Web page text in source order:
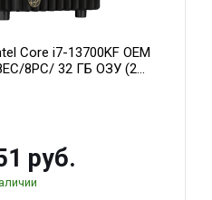
Core i7-13700KF OEM
8PC/ 32 ГБ ОЗУ (2
GDDR6X 384-Bit 3xDP
руб.